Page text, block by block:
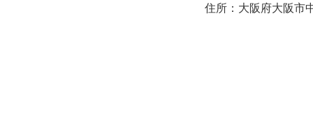
住所：大阪府大阪市